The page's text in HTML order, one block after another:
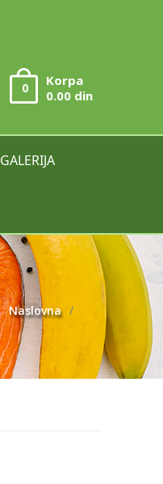
0
Korpa
0.00 din
GALERIJA
Naslovna /